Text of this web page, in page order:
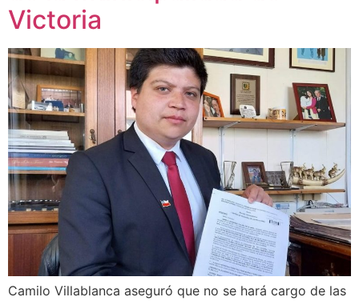
Victoria
Camilo Villablanca aseguró que no se hará cargo de las